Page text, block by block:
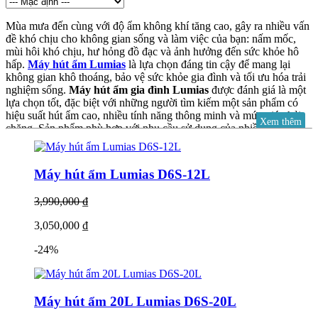
Mùa mưa đến cùng với độ ẩm không khí tăng cao, gây ra nhiều vấn
đề khó chịu cho không gian sống và làm việc của bạn: nấm mốc,
mùi hôi khó chịu, hư hỏng đồ đạc và ảnh hưởng đến sức khỏe hô
hấp. Máy hút ẩm Lumias là lựa chọn đáng tin cậy để mang lại
không gian khô thoáng, bảo vệ sức khỏe gia đình và tối ưu hóa trải
nghiệm sống. Máy hút ẩm gia đình Lumias được đánh giá là một
lựa chọn tốt, đặc biệt với những người tìm kiếm một sản phẩm có
hiệu suất hút ẩm cao, nhiều tính năng thông minh và mức giá phải
chăng. Sản phẩm phù hợp với nhu cầu sử dụng của nhiều gia đình,
đặc biệt là ở những khu vực có khí hậu nồm ẩm.
thương hiệu máy hút ẩm được nhiều người dùng quan tâm và đánh
giá tích cực. Dưới đây là tổng hợp những thông tin chính về các
dòng máy hút ẩm của Lumias:
Ưu điểm nổi bật Máy hút ẩm Lumias:
công suất hút ẩm đa dạng, từ 12L/ngày cho đến 50L/ngày,
phù hợp với nhiều diện tích phòng khác nhau (từ 25m² đến
120m²).
Xem thêm
Máy hút ẩm Lumias D6S-12L
3,990,000 ₫
3,050,000 ₫
-24%
Máy hút ẩm 20L Lumias D6S-20L